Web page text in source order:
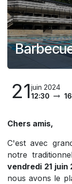
21juin 2024
12:30
Chers amis,
C'est avec
notre
vendredi 21 juin
nous avons le